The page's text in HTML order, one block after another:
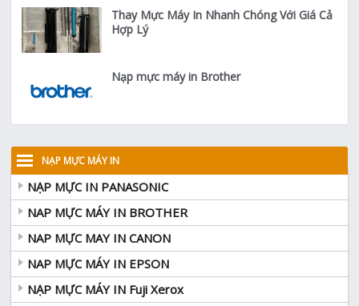
Thay Mực Máy In Nhanh Chóng Với Giá Cả
Hợp Lý
Nạp mực máy in Brother
NẠP MỰC MÁY IN
NẠP MỰC IN PANASONIC
NAP MỰC MÁY IN BROTHER
NAP MỰC MAY IN CANON
NAP MỰC MÁY IN EPSON
NẠP MỰC MÁY IN Fuji Xerox